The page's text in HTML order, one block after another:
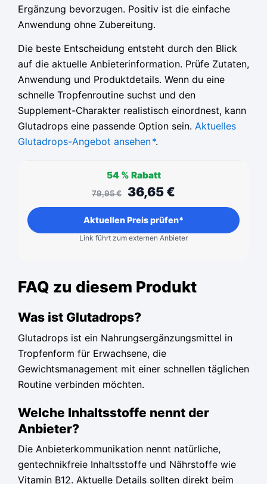
Ergänzung bevorzugen. Positiv ist die einfache
Anwendung ohne Zubereitung.
Die beste Entscheidung entsteht durch den Blick
auf die aktuelle Anbieterinformation. Prüfe Zutaten,
Anwendung und Produktdetails. Wenn du eine
schnelle Tropfenroutine suchst und den
Supplement-Charakter realistisch einordnest, kann
Glutadrops eine passende Option sein. Aktuelles
Glutadrops-Angebot ansehen*.
54 % Rabatt
79,95€ 36,65€
Aktuellen Preis prüfen*
Link führt zum externen Anbieter
FAQ zu diesem Produkt
Was ist Glutadrops?
Glutadrops ist ein Nahrungsergänzungsmittel in
Tropfenform für Erwachsene, die
Gewichtsmanagement mit einer schnellen täglichen
Routine verbinden möchten.
Welche Inhaltsstoffe nennt der
Anbieter?
Die Anbieterkommunikation nennt natürliche,
gentechnikfreie Inhaltsstoffe und Nährstoffe wie
Vitamin B12. Aktuelle Details sollten direkt beim